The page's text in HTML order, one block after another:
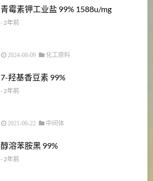
青霉素钾工业盐 99% 1588u/mg
- 2年前
2024-08-09 化工原料
7-羟基香豆素 99%
- 2年前
2021-06-22 中间体
醇溶苯胺黑 99%
- 2年前